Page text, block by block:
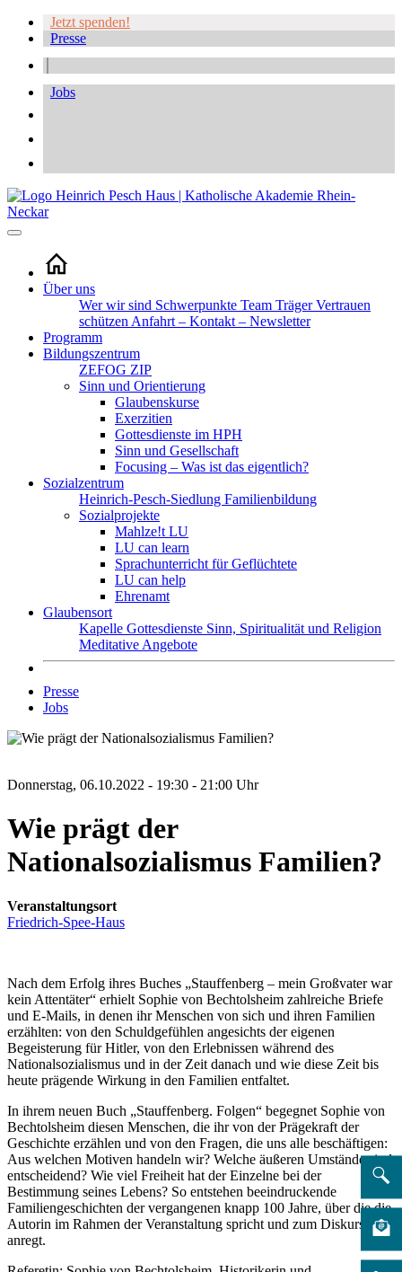
Jetzt spenden!
Presse
Jobs
Über uns
Wer wir sind Schwerpunkte Team TrägerVertrauen
schützen Anfahrt – Kontakt – Newsletter
Programm
Bildungszentrum
ZEFOG ZIP
Sinn und Orientierung
Glaubenskurse
Exerzitien
Gottesdienste im HPH
Sinn und Gesellschaft
Focusing – Was ist das eigentlich?
Sozialzentrum
Heinrich-Pesch-Siedlung Familienbildung
Sozialprojekte
Mahlze!t LU
LU can learn
Sprachunterricht für Geflüchtete
LU can help
Ehrenamt
Glaubensort
Kapelle Gottesdienste Sinn, Spiritualität und Religion
Meditative Angebote
Presse
Jobs
Donnerstag, 06.10.2022 - 19:30 - 21:00 Uhr
Wie prägt der
Nationalsozialismus Familien?
Veranstaltungsort
Friedrich-Spee-Haus
Nach dem Erfolg ihres Buches „Stauffenberg – mein Großvater war
kein Attentäter“ erhielt Sophie von Bechtolsheim zahlreiche Briefe
und E-Mails, in denen ihr Menschen von sich und ihren Familien
erzählten: von den Schuldgefühlen angesichts der eigenen
Begeisterung für Hitler, von den Erlebnissen während des
Nationalsozialismus und in der Zeit danach und wie diese Zeit bis
heute prägende Wirkung in den Familien entfaltet.
In ihrem neuen Buch „Stauffenberg. Folgen“ begegnet Sophie von
Bechtolsheim diesen Menschen, die ihr von der Prägekraft der
Geschichte erzählen und von den Fragen, die uns alle beschäftigen:
Aus welchen Motiven handeln wir? Welche äußeren Umstände sind
entscheidend? Wie viel Freiheit hat der Einzelne bei der
Bestimmung seines Lebens? So entstehen beeindruckende
Familiengeschichten der vergangenen knapp 100 Jahre, über die die
Autorin im Rahmen der Veranstaltung spricht und zum Diskurs
anregt.